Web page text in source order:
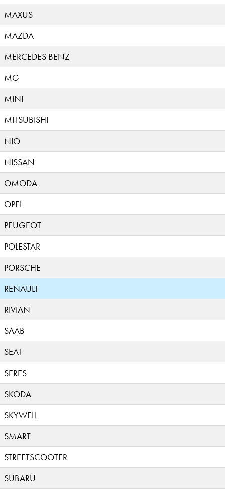
MAXUS
MAZDA
MERCEDES BENZ
MG
MINI
MITSUBISHI
NIO
NISSAN
OMODA
OPEL
PEUGEOT
POLESTAR
PORSCHE
RENAULT
RIVIAN
SAAB
SEAT
SERES
SKODA
SKYWELL
SMART
STREETSCOOTER
SUBARU